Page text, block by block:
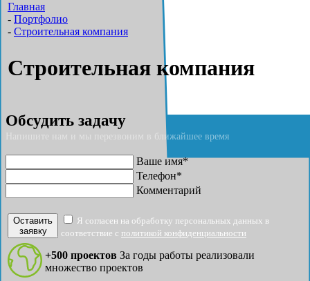
Главная
- Портфолио
- Строительная компания
Строительная компания
Обсудить задачу
Напишите нам и мы перезвоним в ближайшее время
Ваше имя*
Телефон*
Комментарий
Оставить
заявку
Я согласен на обработку персональных данных в
соответствие с политикой конфиденциальности
+500 проектов За годы работы реализовали
множество проектов